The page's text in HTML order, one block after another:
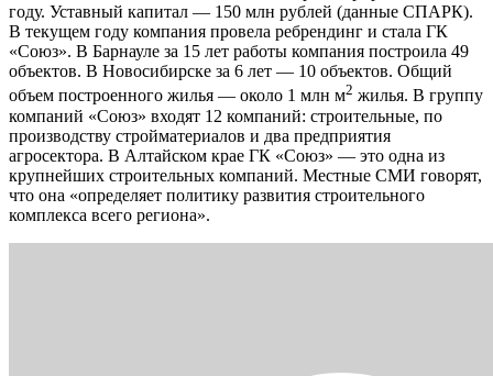
году. Уставный капитал — 150 млн рублей (данные СПАРК).
В текущем году компания провела ребрендинг и стала ГК
«Союз». В Барнауле за 15 лет работы компания построила 49
объектов. В Новосибирске за 6 лет — 10 объектов. Общий
объем построенного жилья — около 1 млн м2 жилья. В группу
компаний «Союз» входят 12 компаний: строительные, по
производству стройматериалов и два предприятия
агросектора. В Алтайском крае ГК «Союз» — это одна из
крупнейших строительных компаний. Местные СМИ говорят,
что она «определяет политику развития строительного
комплекса всего региона».